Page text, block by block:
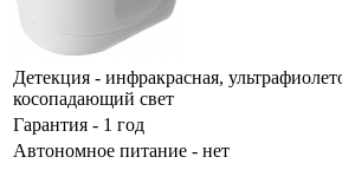
Детекция - инфракрасная,
косопадающий свет
Гарантия - 1 год
Автономное питание - нет